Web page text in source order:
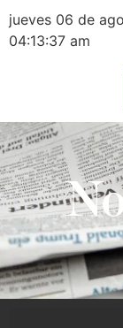
jueves 06 de
04:13:37 am